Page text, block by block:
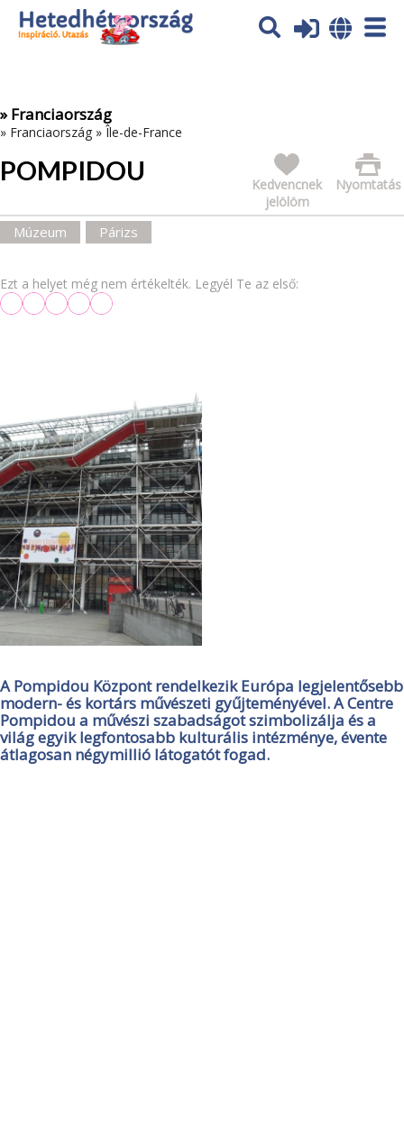
Az oldal sütiket (cookies) használ. További tájékoztatás itt:
Adatvédelmi tájékoztató
» Franciaország
» Franciaország » Île-de-France
POMPIDOU Nyomtatás
Kedvencnek
jelölöm
Múzeum Párizs
Ezt a helyet még nem értékelték. Legyél Te az első:
A Pompidou Központ rendelkezik Európa legjelentősebb
modern- és kortárs művészeti gyűjteményével. A Centre
Pompidou a művészi szabadságot szimbolizálja és a
világ egyik legfontosabb kulturális intézménye, évente
átlagosan négymillió látogatót fogad.